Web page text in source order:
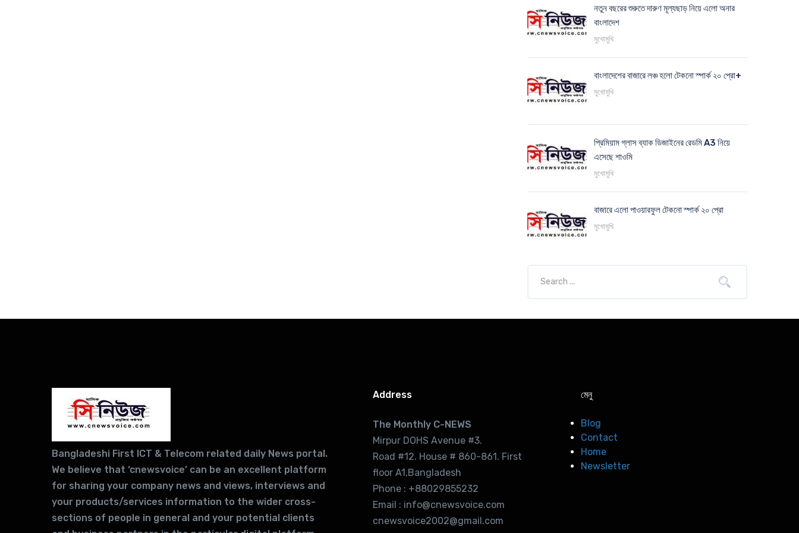
নতুন বছরের শুরুতে দারুণ মূল্যছাড় নিয়ে এলো অনার
বাংলাদেশ
মুখোমুখি
বাংলাদেশের বাজারে লঞ্চ হলো টেকনো স্পার্ক ২০ প্রো+
মুখোমুখি
প্রিমিয়াম গ্লাস ব্যাক ডিজাইনের রেডমি A3 নিয়ে
এসেছে শাওমি
মুখোমুখি
বাজারে এলো পাওয়ারফুল টেকনো স্পার্ক ২০ প্রো
মুখোমুখি
Bangladeshi First ICT & Telecom related daily News portal.
We believe that ‘cnewsvoice’ can be an excellent platform
for sharing your company news and views, interviews and
your products/services information to the wider cross-
sections of people in general and your potential clients
Address
The Monthly C-NEWS
Mirpur DOHS Avenue #3.
Road #12. House # 860-861. First
floor A1,Bangladesh
Phone : +88029855232
Email : info@cnewsvoice.com
cnewsvoice2002@gmail.com
মেনু
Blog
Contact
Home
Newsletter